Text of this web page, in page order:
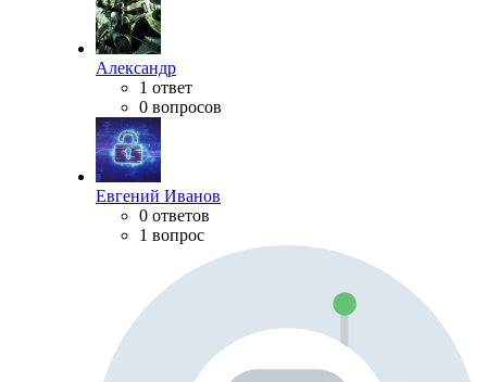
Александр
1 ответ
0 вопросов
Евгений Иванов
0 ответов
1 вопрос